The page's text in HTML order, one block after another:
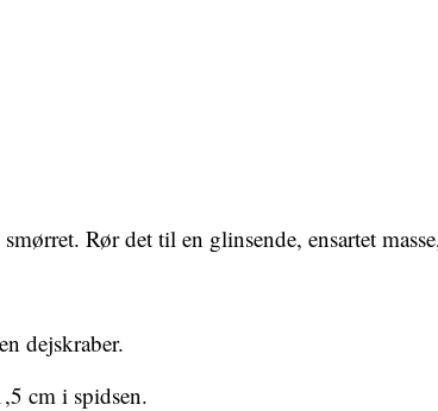
Rør det til en glinsende, ensartet
dejskraber.
cm i spidsen.